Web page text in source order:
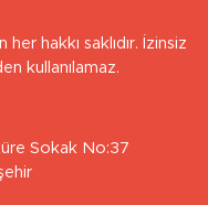
hakkı saklıdır. İzinsiz
kullanılamaz.
Sokak No:37